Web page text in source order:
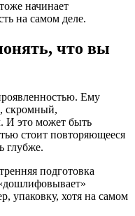
начинает
на самом деле.
что вы
Ему
скромный,
И это может быть
стоит повторяющееся
глубже.
подготовка
упаковку, хотя на самом